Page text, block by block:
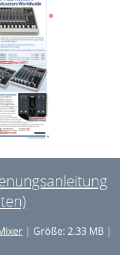
| Größe: 2.33 MB |